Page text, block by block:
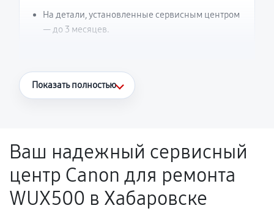
На детали, установленные сервисным центром
— до 3 месяцев.
Что считается гарантийным случаем
Поломка установленной детали при
нормальной эксплуатации в течение
гарантийного срока.
Несоответствие комплектующей заявленным
Показать полностью
Ваш надежный сервисный
центр Canon для ремонта
WUX500 в Хабаровске